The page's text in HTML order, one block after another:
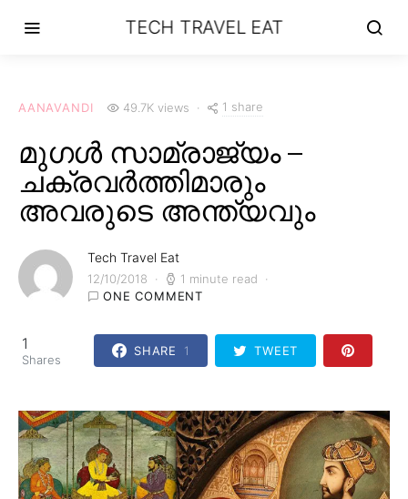
TECH TRAVEL EAT
AANAVANDI 49.7K views 1 share
മുഗൾ സാമ്രാജ്യം –
ചക്രവർത്തിമാരും
അവരുടെ അന്ത്യവും
Tech Travel Eat
12/10/2018
1 minute read
ONE COMMENT
1
Shares
SHARE 1 TWEET